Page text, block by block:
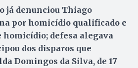
já denunciou Thiago
por homicídio qualificado e
homicídio; defesa alegava
dos disparos que
Domingos da Silva, de 17